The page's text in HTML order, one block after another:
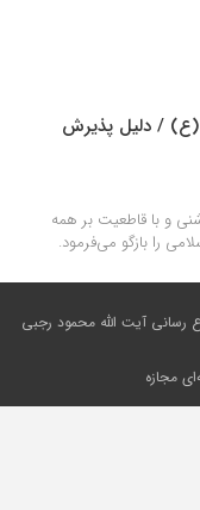
(ع) / دلیل پذیرش
و با قاطعیت بر همه
را بازگو می‏‌فرمود.
رسانی آیت الله محمود رجبی
مجازه